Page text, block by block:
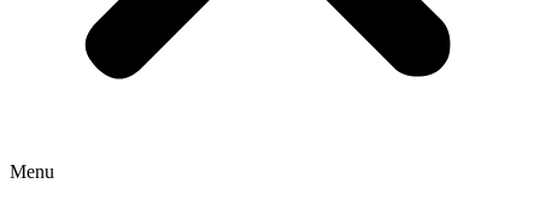
Menu